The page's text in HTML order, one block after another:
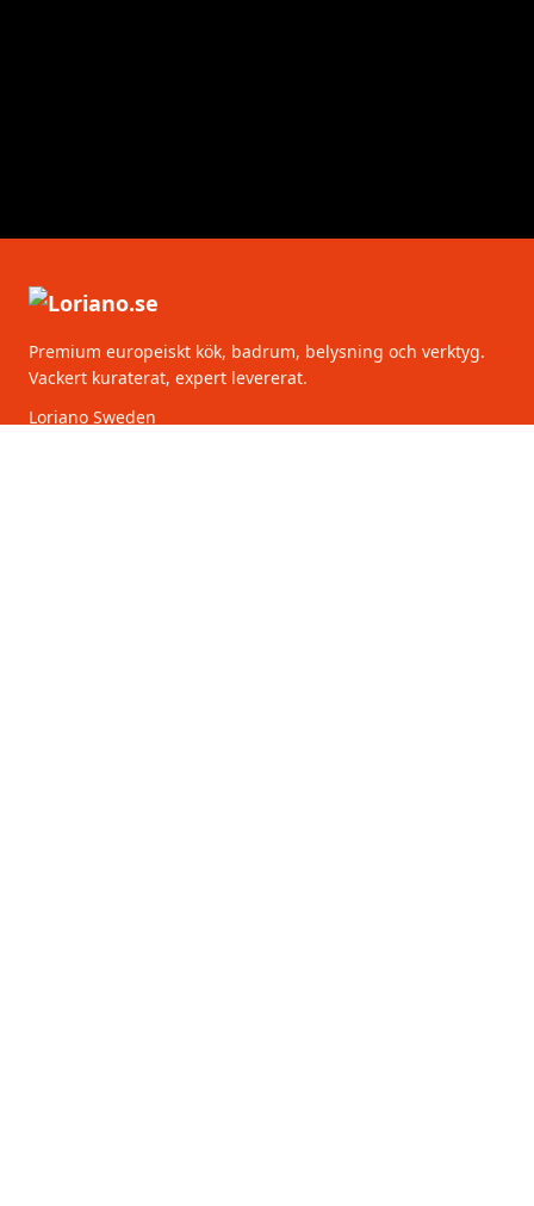
Premium europeiskt kök, badrum, belysning och verktyg.
Vackert kuraterat, expert levererat.
Loriano Sweden